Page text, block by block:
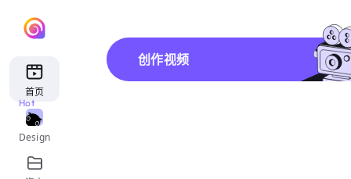
首页
Design
Hot
创作视频